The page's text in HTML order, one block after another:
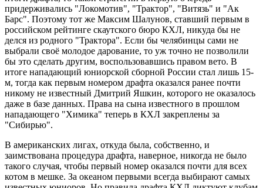
придерживались "Локомотив", "Трактор", "Витязь" и "Ак
Барс". Поэтому тот же Максим Шалунов, ставший первым в
российском рейтинге скаутского бюро КХЛ, никуда бы не
делся из родного "Трактора". Если бы челябинцы сами не
выбрали своё молодое дарование, то уж точно не позволили
бы это сделать другим, воспользовавшись правом вето. В
итоге нападающий юниорской сборной России стал лишь 15-
м, тогда как первым номером драфта оказался ранее почти
никому не известный Дмитрий Яшкин, которого не оказалось
даже в базе данных. Права на сына известного в прошлом
нападающего "Химика" теперь в КХЛ закреплены за
"Сибирью".
В американских лигах, откуда была, собственно, и
заимствована процедура драфта, наверное, никогда не было
такого случая, чтобы первый номер оказался почти для всех
котом в мешке. За океаном первыми всегда выбирают самых